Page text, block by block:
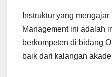
Instruktur yang
Management ini adalah
berkompeten di bidang
baik dari kalangan